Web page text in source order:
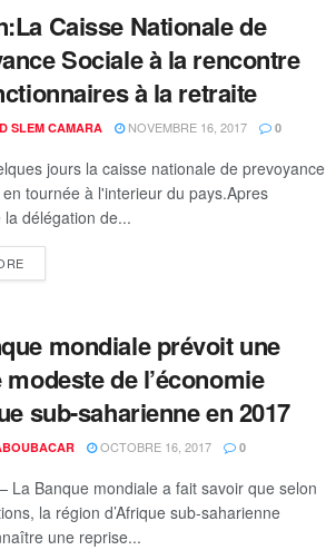
Caisse Nationale de
Sociale à la rencontre
à la retraite
SLEM CAMARA NOVEMBRE 16, 2017 0
jours la caisse nationale de prevoyance
tournée à l'interieur du pays.Apres
la délégation de...
mondiale prévoit une
de l’économie
sub-saharienne en 2017
OCTOBRE 16, 2017 0
La Banque mondiale a fait savoir que selon
la région d’Afrique sub-saharienne
une reprise...